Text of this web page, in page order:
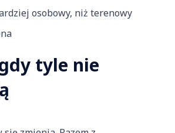
osobowy, niż terenowy
tyle nie